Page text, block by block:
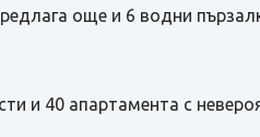
още и 6 водни
и 40 апартамента с